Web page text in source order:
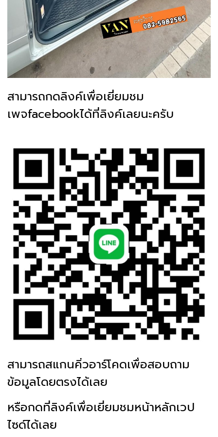
สามารถกดลิงค์เพื่อเยี่ยมชม
เพจfacebookได้ที่ลิงค์เลยนะครับ
สามารถสแกนคิ่วอาร์โคดเพื่อสอบถาม
ข้อมูลโดยตรงได้เลย
หรือกดที่ลิงค์เพื่อเยี่ยมชมหน้าหลักเวป
ไซด์ได้เลย